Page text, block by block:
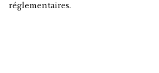
réglementaires.